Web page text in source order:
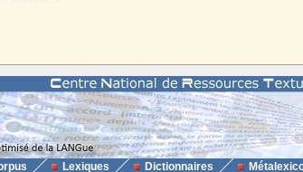
Lexiques Dictionnaires